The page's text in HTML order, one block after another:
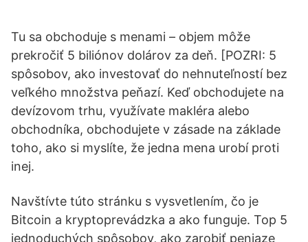
Tu sa obchoduje s menami – objem môže
prekročiť 5 biliónov dolárov za deň. [POZRI: 5
spôsobov, ako investovať do nehnuteľností bez
veľkého množstva peňazí. Keď obchodujete na
devízovom trhu, využívate makléra alebo
obchodníka, obchodujete v zásade na základe
toho, ako si myslíte, že jedna mena urobí proti
inej.
Navštívte túto stránku s vysvetlením, čo je
Bitcoin a kryptoprevádzka a ako funguje. Top 5
jednoduchých spôsobov, ako zarobiť peniaze